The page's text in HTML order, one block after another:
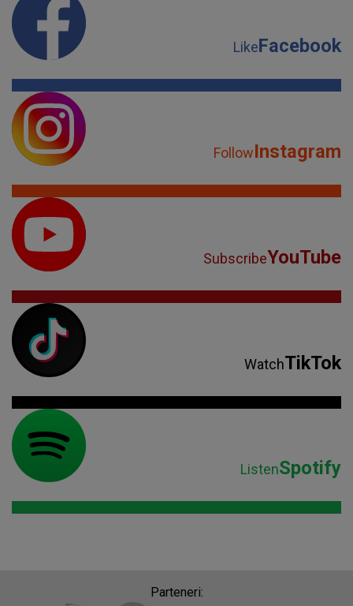
LikeFacebook
FollowInstagram
SubscribeYouTube
WatchTikTok
ListenSpotify
Parteneri: